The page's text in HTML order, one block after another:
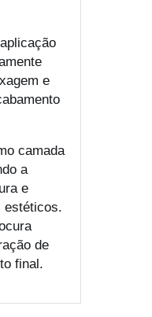
e
camada
a
e
estéticos.
de
final.